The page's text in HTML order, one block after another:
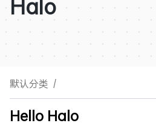
Halo
默认分类 /
Hello Halo